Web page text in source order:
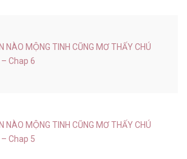
NÀO MỘNG TINH CŨNG MƠ THẤY CHÚ
– Chap 6
NÀO MỘNG TINH CŨNG MƠ THẤY CHÚ
– Chap 5